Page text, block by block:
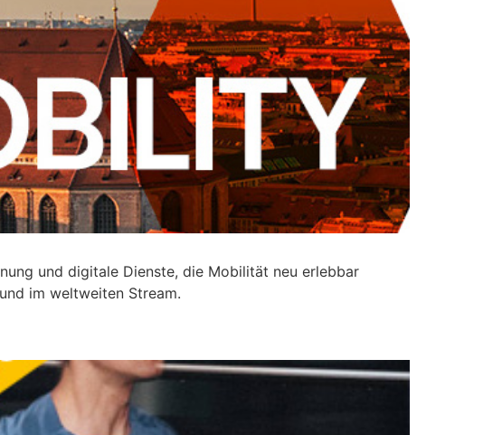
und digitale Dienste, die Mobilität neu erlebbar
im weltweiten Stream.